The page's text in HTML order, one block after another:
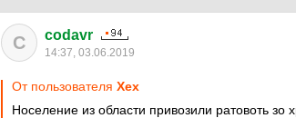
C codavr
14:37, 03.06.2019
От пользователя Хех
Носеление из области привозили ратовоть зо